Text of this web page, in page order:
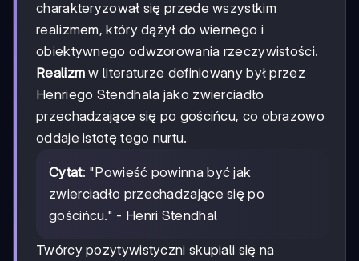
charakteryzował się przede wszystkim
realizmem, który dążył do wiernego i
obiektywnego odwzorowania rzeczywistości.
Realizm w literaturze definiowany był przez
Henriego Stendhala jako zwierciadło
przechadzające się po gościńcu, co obrazowo
oddaje istotę tego nurtu.
Cytat: "Powieść powinna być jak
zwierciadło przechadzające się po
gościńcu." - Henri Stendhal
Twórcy pozytywistyczni skupiali się na